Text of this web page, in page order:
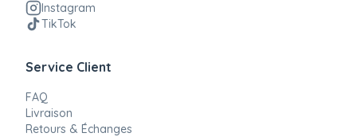
Instagram
TikTok
Service Client
FAQ
Livraison
Retours & Échanges